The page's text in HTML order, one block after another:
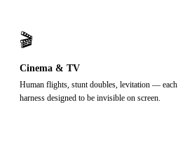
🎬
Cinema & TV
Human flights, stunt doubles, levitation — each
harness designed to be invisible on screen.